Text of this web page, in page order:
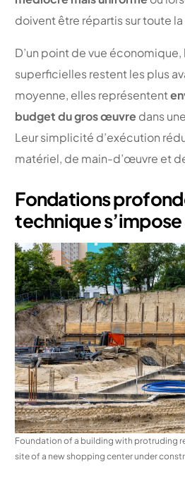
doivent être répartis sur toute
D’un point de vue
superficielles restent les plus
moyenne, elles représentent
budget du gros œuvre dans
Leur simplicité d’exécution
matériel, de main-d’œuvre et
Fondations
technique s’impose
Foundation of a building with protruding
site of a new shopping center under